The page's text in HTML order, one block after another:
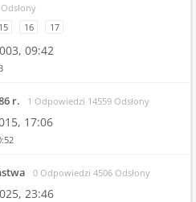
15 16 17
09:42
r. 1 Odpowiedzi 14559 Odsłony
17:06
0 Odpowiedzi 4506 Odsłony
23:46